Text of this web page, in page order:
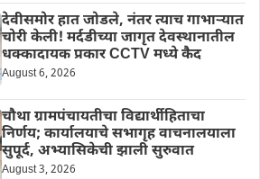
देवीसमोर हात जोडले, नंतर त्याच गाभाऱ्यात
चोरी केली! मर्दडीच्या जागृत देवस्थानातील
धक्कादायक प्रकार CCTV मध्ये कैद
August 6, 2026
चौथा ग्रामपंचायतीचा विद्यार्थीहिताचा
निर्णय; कार्यालयाचे सभागृह वाचनालयाला
सुपूर्द, अभ्यासिकेची झाली सुरुवात
August 3, 2026